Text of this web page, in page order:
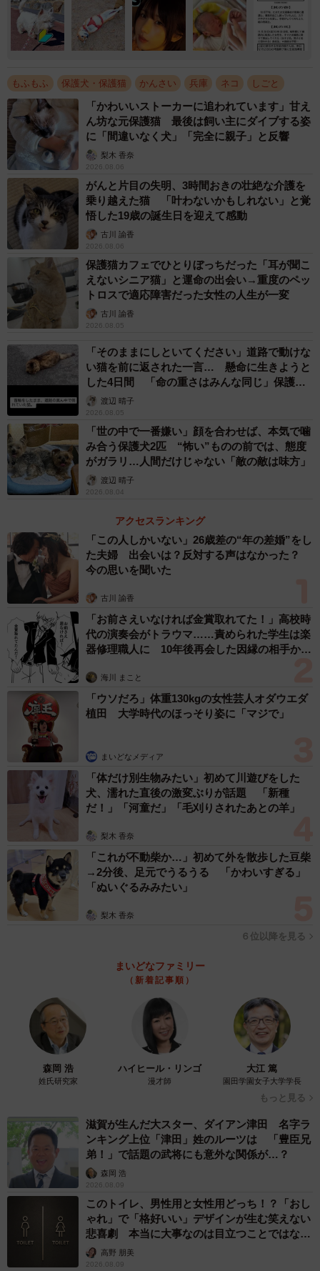
もふもふ 保護犬・保護猫 かんさい 兵庫 ネコ しごと
「かわいいストーカーに追われています」甘え
ん坊な元保護猫 最後は飼い主にダイブする姿
に「間違いなく犬」「完全に親子」と反響
梨木 香奈
2026.08.06
がんと片目の失明、3時間おきの壮絶な介護を
乗り越えた猫 「叶わないかもしれない」と覚
悟した19歳の誕生日を迎えて感動
古川 諭香
2026.08.06
保護猫カフェでひとりぼっちだった「耳が聞こ
えないシニア猫」と運命の出会い→重度のペッ
トロスで適応障害だった女性の人生が一変
古川 諭香
2026.08.05
「そのままにしといてください」道路で動けな
い猫を前に返された一言… 懸命に生きようと
した4日間 「命の重さはみんな同じ」保護団
体代表の訴え
渡辺 晴子
2026.08.05
「世の中で一番嫌い」顔を合わせば、本気で噛
み合う保護犬2匹 “怖い”ものの前では、態度
がガラリ…人間だけじゃない「敵の敵は味方」
渡辺 晴子
2026.08.04
アクセスランキング
「この人しかいない」26歳差の“年の差婚”をし
た夫婦 出会いは？反対する声はなかった？
今の思いを聞いた
古川 諭香
「お前さえいなければ金賞取れてた！」高校時
代の演奏会がトラウマ……責められた学生は楽
器修理職人に 10年後再会した因縁の相手から
海川 まこと
「ウソだろ」体重130kgの女性芸人オダウエダ
植田 大学時代のほっそり姿に「マジで」
まいどなメディア
「体だけ別生物みたい」初めて川遊びをした
犬、濡れた直後の激変ぶりが話題 「新種
だ！」「河童だ」「毛刈りされたあとの羊」
梨木 香奈
「これが不動柴か…」初めて外を散歩した豆柴
→2分後、足元でうるうる 「かわいすぎる」
「ぬいぐるみみたい」
梨木 香奈
６位以降を見る
まいどなファミリー
（新着記事順）
森岡 浩
姓氏研究家
ハイヒール・リンゴ
漫才師
大江 篤
園田学園女子大学学長
もっと見る
滋賀が生んだ大スター、ダイアン津田 名字ラ
ンキング上位「津田」姓のルーツは 「豊臣兄
弟！」で話題の武将にも意外な関係が…？
森岡 浩
2026.08.09
このトイレ、男性用と女性用どっち！？「おし
ゃれ」で「格好いい」デザインが生む笑えない
悲喜劇 本当に大事なのは目立つことではな
く…高野 朋美
2026.08.09